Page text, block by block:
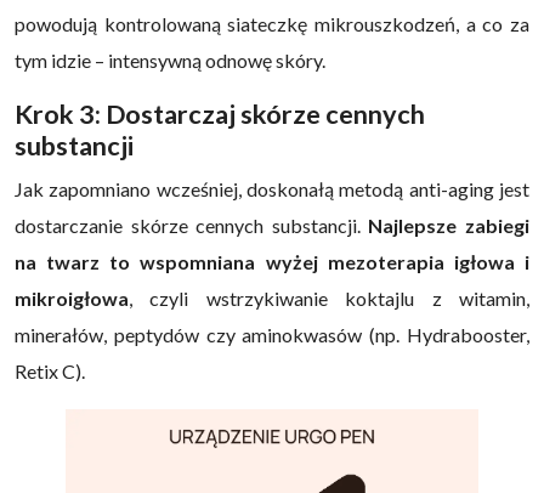
powodują kontrolowaną siateczkę mikrouszkodzeń, a co za
tym idzie – intensywną odnowę skóry.
Krok 3: Dostarczaj skórze cennych
substancji
Jak zapomniano wcześniej, doskonałą metodą anti-aging jest
dostarczanie skórze cennych substancji. Najlepsze zabiegi
na twarz to wspomniana wyżej mezoterapia igłowa i
mikroigłowa , czyli wstrzykiwanie koktajlu z witamin,
minerałów, peptydów czy aminokwasów (np. Hydrabooster,
Retix C).